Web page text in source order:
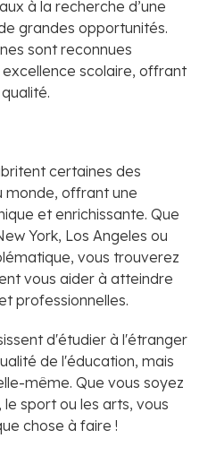
à la recherche d’une
grandes opportunités.
sont reconnues
scolaire, offrant
certaines des
monde, offrant une
et enrichissante. Que
York, Los Angeles ou
vous trouverez
vous aider à atteindre
professionnelles.
d'étudier à l'étranger
de l'éducation, mais
même. Que vous soyez
sport ou les arts, vous
chose à faire !